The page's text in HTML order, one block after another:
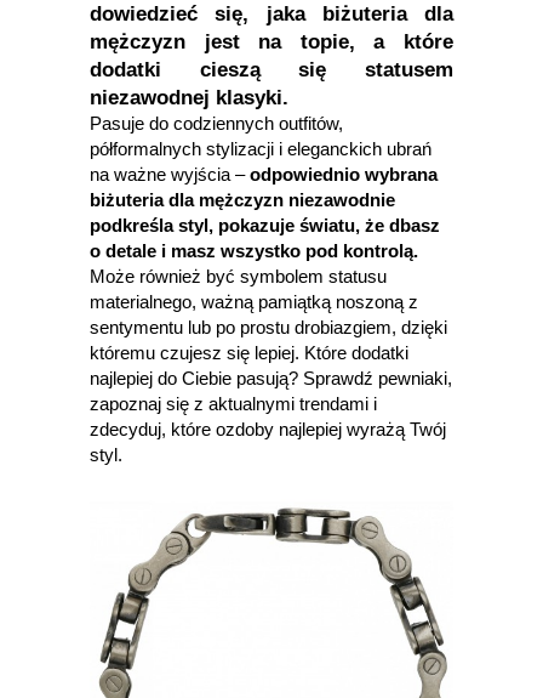
dowiedzieć się, jaka biżuteria dla
mężczyzn jest na topie, a które
dodatki cieszą się statusem
niezawodnej klasyki.
Pasuje do codziennych outfitów,
półformalnych stylizacji i eleganckich ubrań
na ważne wyjścia –odpowiednio wybrana
biżuteria dla mężczyzn niezawodnie
podkreśla styl, pokazuje światu, że dbasz
o detale i masz wszystko pod kontrolą.
Może również być symbolem statusu
materialnego, ważną pamiątką noszoną z
sentymentu lub po prostu drobiazgiem, dzięki
któremu czujesz się lepiej. Które dodatki
najlepiej do Ciebie pasują? Sprawdź pewniaki,
zapoznaj się z aktualnymi trendami i
zdecyduj, które ozdoby najlepiej wyrażą Twój
styl.